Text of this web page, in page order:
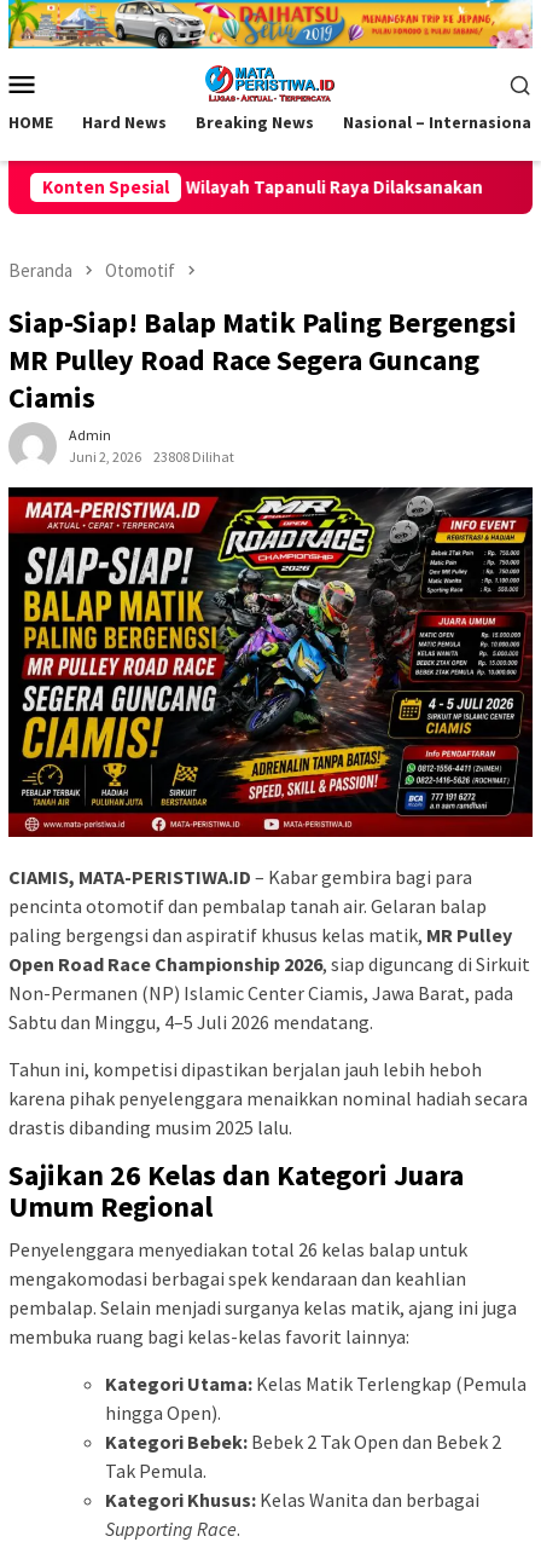
Loncat
ke
Mobile
HOME Hard News Breaking News Nasional – Internasional
Konten Spesial
Dilaksanakan Jaring Talenta Muda Usia Dini, BP
Beranda Otomotif
Siap-Siap! Balap Matik Paling Bergengsi
MR Pulley Road Race Segera Guncang
Ciamis
Admin
Juni 2, 2026
23808 Dilihat
CIAMIS, MATA-PERISTIWA.ID – Kabar gembira bagi para
pencinta otomotif dan pembalap tanah air. Gelaran balap
paling bergengsi dan aspiratif khusus kelas matik, MR Pulley
Open Road Race Championship 2026, siap diguncang di Sirkuit
Non-Permanen (NP) Islamic Center Ciamis, Jawa Barat, pada
Sabtu dan Minggu, 4–5 Juli 2026 mendatang.
Tahun ini, kompetisi dipastikan berjalan jauh lebih heboh
karena pihak penyelenggara menaikkan nominal hadiah secara
drastis dibanding musim 2025 lalu.
Sajikan 26 Kelas dan Kategori Juara
Umum Regional
Penyelenggara menyediakan total 26 kelas balap untuk
mengakomodasi berbagai spek kendaraan dan keahlian
pembalap. Selain menjadi surganya kelas matik, ajang ini juga
membuka ruang bagi kelas-kelas favorit lainnya:
Kategori Utama: Kelas Matik Terlengkap (Pemula
hingga Open).
Kategori Bebek: Bebek 2 Tak Open dan Bebek 2
Tak Pemula.
Kategori Khusus: Kelas Wanita dan berbagai
Supporting Race.